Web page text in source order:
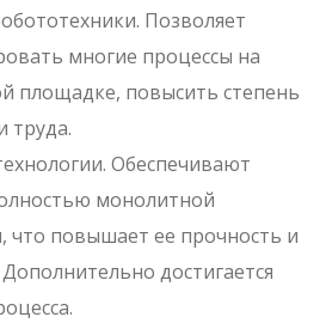
Позволяет
многие процессы на
площадке, повысить степень
труда.
Обеспечивают
монолитной
что повышает ее прочность и
достигается